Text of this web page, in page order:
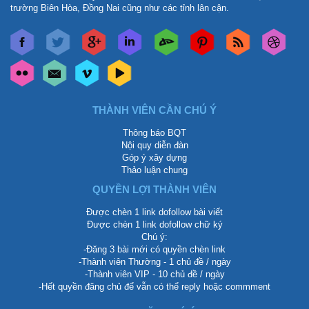
trường Biên Hòa, Đồng Nai cũng như các tỉnh lân cận.
THÀNH VIÊN CẦN CHÚ Ý
Thông báo BQT
Nội quy diễn đàn
Góp ý xây dựng
Thảo luận chung
QUYỀN LỢI THÀNH VIÊN
Được chèn 1 link dofollow bài viết
Được chèn 1 link dofollow chữ ký
Chú ý:
-Đăng 3 bài mới có quyền chèn link
-Thành viên Thường - 1 chủ đề / ngày
-Thành viên VIP - 10 chủ đề / ngày
-Hết quyền đăng chủ để vẫn có thể reply hoặc commment